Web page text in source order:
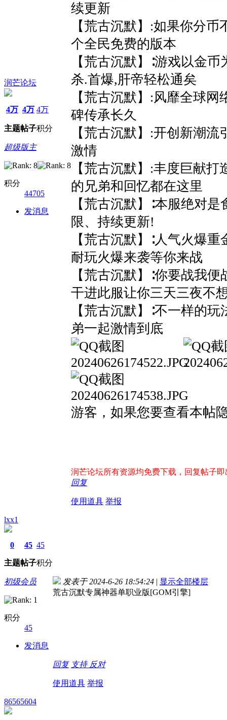
润芒论坛
4万
主题
4万
帖子
4万
积分
超级版主
积分
44705
发消息
续更新
【荒古沉默】:如果你分币
个全民免费的版本
【荒古沉默】∶游戏以金
杀.首爆,肝帝轻松通矣
【荒古沉默】:风靡全球
碑传承长久
【荒古沉默】:开创新潮
激情
【荒古沉默】:丰度巨献
的兄弟和回忆都在这里
【荒古沉默】∶本服绝对
限、持续更新!
【荒古沉默】∶人气火爆
耐玩火爆来袭等你来战
【荒古沉默】∶你要战我
干进此服让你三天三夜不
【荒古沉默】∶不一样的
弟一起激情到底
游客，如果您要查看本帖
润芒论坛所有资源均免费下载，回复帖子即
回复
使用道具 举报
lxx1
0
主题
45
帖子
45
积分
初级会员
积分
45
发消息
发表于 2024-6-26 18:54:24 | 显示全部楼层
荒古沉默专属神器单职业版[GOM引擎]
回复 支持 反对
使用道具 举报
86565604